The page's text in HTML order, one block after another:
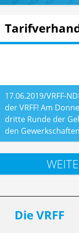
17.06.2019/VRFF-
der VRFF! Am
dritte Runde der
den
Die VRFF